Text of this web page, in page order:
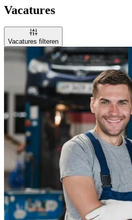
Vacatures
Vacatures filteren